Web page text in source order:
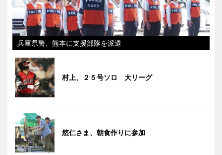
兵庫県警、熊本に支援部隊を派遣
村上、２５号ソロ 大リーグ
悠仁さま、朝食作りに参加